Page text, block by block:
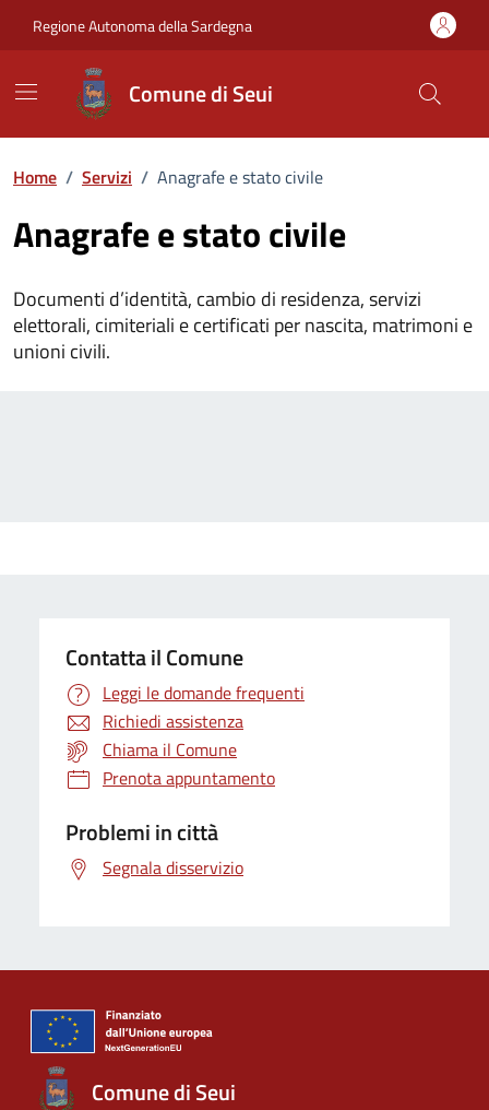
Regione Autonoma della Sardegna
Comune di Seui
Home / Servizi / Anagrafe e stato civile
Anagrafe e stato civile
Documenti d’identità, cambio di residenza, servizi
elettorali, cimiteriali e certificati per nascita, matrimoni e
unioni civili.
Contatta il Comune
Leggi le domande frequenti
Richiedi assistenza
Chiama il Comune
Prenota appuntamento
Problemi in città
Segnala disservizio
Comune di Seui